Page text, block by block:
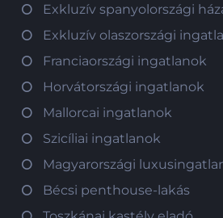
Exkluzív spanyolországi
Exkluzív olaszországi
Franciaországi ingatlanok
Horvátországi ingatlanok
Mallorcai ingatlanok
Szicíliai ingatlanok
Magyarországi
Bécsi penthouse-lakás